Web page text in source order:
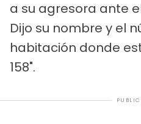
a su agresora ante
Dijo su nombre y el
habitación donde
158".